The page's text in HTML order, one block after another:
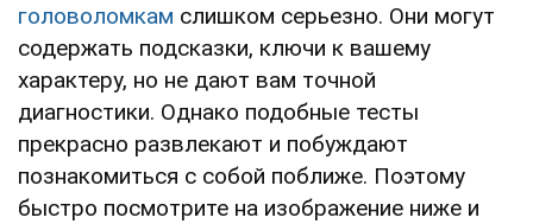
головоломкам слишком серьезно. Они могут
содержать подсказки, ключи к вашему
характеру, но не дают вам точной
диагностики. Однако подобные тесты
прекрасно развлекают и побуждают
познакомиться с собой поближе. Поэтому
быстро посмотрите на изображение ниже и